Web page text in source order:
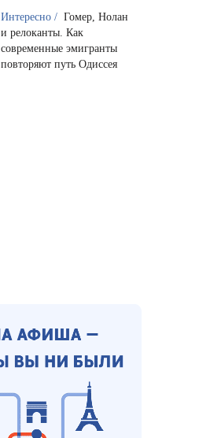
Интересно / Гомер, Нолан
и релоканты. Как
современные эмигранты
повторяют путь Одиссея